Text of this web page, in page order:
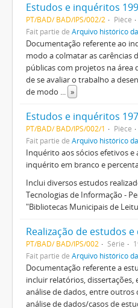
Estudos e inquéritos
PT/BAD/ BAD/IPS/002/2 Pièce
Fait partie de Arquivo histórico
Documentação referente ao
modo a colmatar as carências
públicas com projetos na área
de se avaliar o trabalho a
de modo ... »
Estudos e inquéritos
PT/BAD/ BAD/IPS/002/1 Pièce
Fait partie de Arquivo histórico
Inquérito aos sócios efetivos e
inquérito em branco e
Inclui diversos estudos
Tecnologias de Informação -
"Bibliotecas Municipais de
Realização de estudos
PT/BAD/ BAD/IPS/002 Série
Fait partie de Arquivo histórico
Documentação referente a
incluir relatórios,
análise de dados, entre
análise de dados/casos de